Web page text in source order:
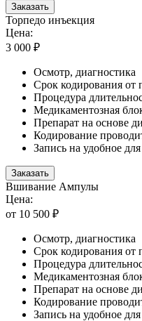
Заказать
Торпедо инъекция
Цена:
3 000 ₽
Осмотр, диагностика
Срок кодирования от
Процедура
Медикаментозная
Препарат на основе
Кодирование
Запись на удобное
Заказать
Вшивание Ампулы
Цена:
от 10 500 ₽
Осмотр, диагностика
Срок кодирования от
Процедура
Медикаментозная
Препарат на основе
Кодирование
Запись на удобное